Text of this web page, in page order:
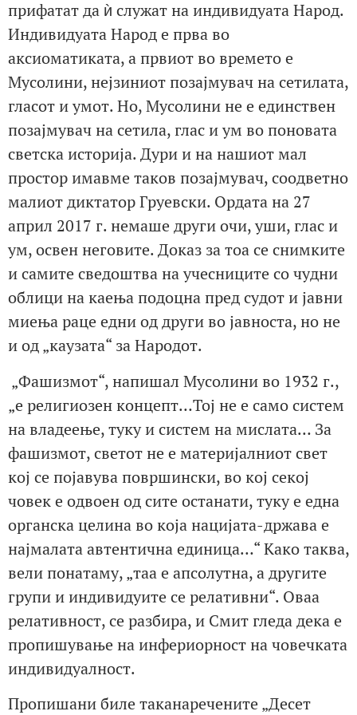
прифатат да ѝ служат на индивидуата Народ.
Индивидуата Народ е прва во
аксиоматиката, а првиот во времето е
Мусолини, нејзиниот позајмувач на сетилата,
гласот и умот. Но, Мусолини не е единствен
позајмувач на сетила, глас и ум во поновата
светска историја. Дури и на нашиот мал
простор имавме таков позајмувач, соодветно
малиот диктатор Груевски. Ордата на 27
април 2017 г. немаше други очи, уши, глас и
ум, освен неговите. Доказ за тоа се снимките
и самите сведоштва на учесниците со чудни
облици на каења подоцна пред судот и јавни
миења раце едни од други во јавноста, но не
и од „каузата“ за Народот.
„Фашизмот“, напишал Мусолини во 1932 г.,
„е религиозен концепт…Тој не е само систем
на владеење, туку и систем на мислата… За
фашизмот, светот не е материјалниот свет
кој се појавува површински, во кој секој
човек е одвоен од сите останати, туку е една
органска целина во која нацијата-држава е
најмалата автентична единица…“ Како таква,
вели понатаму, „таа е апсолутна, а другите
групи и индивидуите се релативни“. Оваа
релативност, се разбира, и Смит гледа дека е
пропишување на инфериорност на човечката
индивидуалност.
Пропишани биле таканаречените „Десет